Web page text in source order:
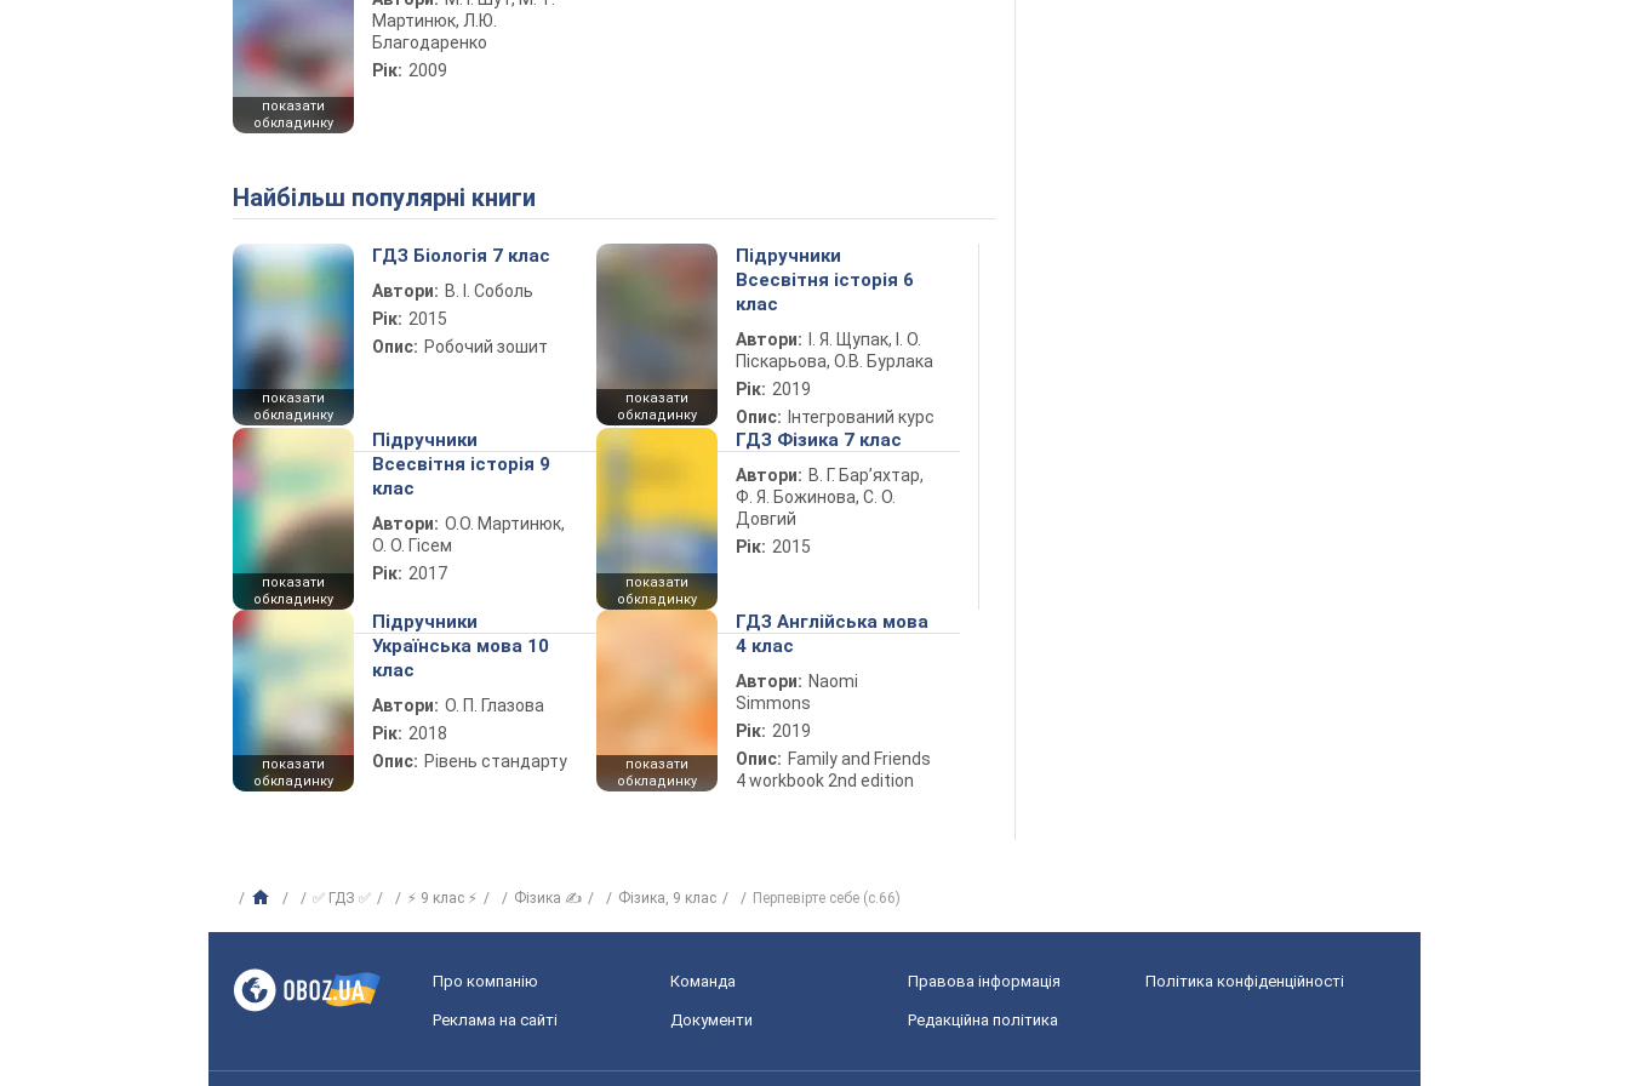
показати
обкладинку
Мартинюк, Л.Ю.
Благодаренко
Рік: 2009
Найбільш популярні книги
показати
обкладинку
ГДЗ Біологія 7 клас
Автори: В. І. Соболь
Рік: 2015
Опис: Робочий зошит
показати
обкладинку
Підручники
Всесвітня історія 6
клас
Автори:
І. Я. Щупак, І. О.
Піскарьова, О.В. Бурлака
Рік: 2019
Опис: Інтегрований курс
показати
обкладинку
Підручники
Всесвітня історія 9
клас
Автори: О.О. Мартинюк,
О. О. Гісем
Рік: 2017
показати
обкладинку
ГДЗ Фізика 7 клас
Автори: В. Г. Бар’яхтар,
Ф. Я. Божинова, С. О.
Довгий
Рік: 2015
показати
обкладинку
Підручники
Українська мова 10
клас
Автори: О. П. Глазова
Рік: 2018
Опис: Рівень стандарту
показати
обкладинку
ГДЗ Англійська мова
4 клас
Автори: Naomi
Simmons
Рік: 2019
Опис: Family and Friends
4 workbook 2nd edition
✅ ГДЗ ✅ ⚡ 9 клас ⚡ Фізика ✍ Фізика, 9 клас Перпевірте себе (с.66)
Про компанію Команда Правова інформація Політика конфіденційності
Реклама на сайті Документи Редакційна політика